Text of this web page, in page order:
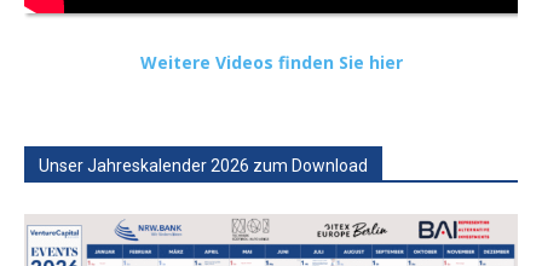
Weitere Videos finden Sie hier
Unser Jahreskalender 2026 zum Download